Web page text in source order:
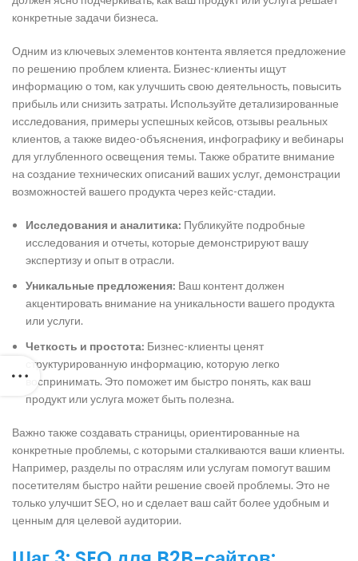
конкретные задачи бизнеса.
Одним из ключевых элементов контента является предложение
по решению проблем клиента. Бизнес-клиенты ищут
информацию о том, как улучшить свою деятельность, повысить
прибыль или снизить затраты. Используйте детализированные
исследования, примеры успешных кейсов, отзывы реальных
клиентов, а также видео-объяснения, инфографику и вебинары
для углубленного освещения темы. Также обратите внимание
на создание технических описаний ваших услуг, демонстрации
возможностей вашего продукта через кейс-стадии.
Исследования и аналитика: Публикуйте подробные
исследования и отчеты, которые демонстрируют вашу
экспертизу и опыт в отрасли.
Уникальные предложения: Ваш контент должен
акцентировать внимание на уникальности вашего продукта
или услуги.
Четкость и простота: Бизнес-клиенты ценят
структурированную информацию, которую легко
воспринимать. Это поможет им быстро понять, как ваш
продукт или услуга может быть полезна.
Важно также создавать страницы, ориентированные на
конкретные проблемы, с которыми сталкиваются ваши клиенты.
Например, разделы по отраслям или услугам помогут вашим
посетителям быстро найти решение своей проблемы. Это не
только улучшит SEO, но и сделает ваш сайт более удобным и
ценным для целевой аудитории.